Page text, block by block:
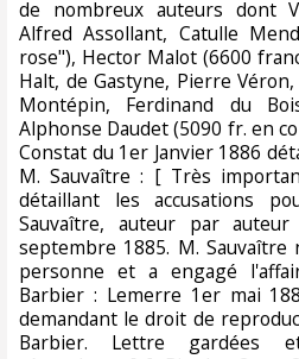
de nombreux auteurs dont
Alfred Assollant, Catulle
rose"), Hector Malot (6600
Halt, de Gastyne, Pierre
Montépin, Ferdinand du
Alphonse Daudet (5090 fr. en
Constat du 1er Janvier 1886
M. Sauvaître : [ Très
détaillant les accusations
Sauvaître, auteur par
septembre 1885. M. Sauvaître
personne et a engagé
Barbier : Lemerre 1er mai
demandant le droit de
Barbier. Lettre gardées